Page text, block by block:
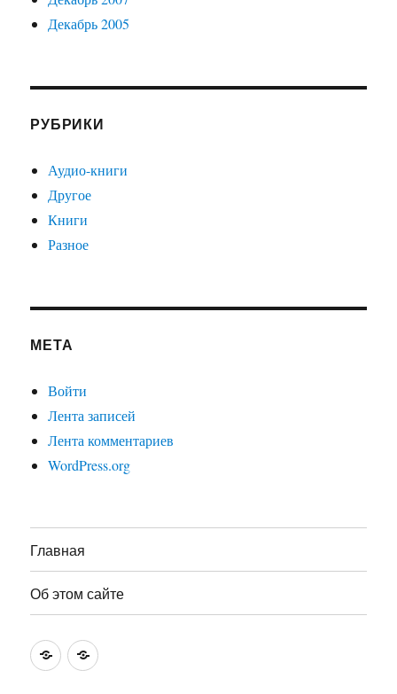
Декабрь 2005
РУБРИКИ
Аудио-книги
Другое
Книги
Разное
МЕТА
Войти
Лента записей
Лента комментариев
WordPress.org
Главная
Об этом сайте
ГлавнаяОб